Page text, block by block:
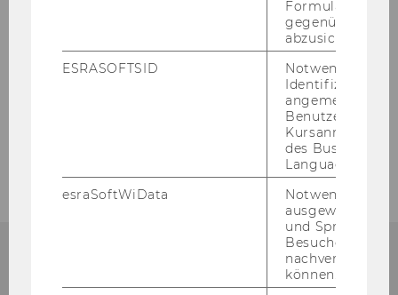
Wei­te­re For­schungs­pro­jek­te der Ab­tei­lung
gegenüber
abzusichern.
ESRASOFTSID
Notwendig zur
Identifizierung
angemeldeten
Benutzers im
des Business
Language
esraSoftWiData
Notwendig um
ausgewählte
und
Besuchers
nachverfolgen
können.